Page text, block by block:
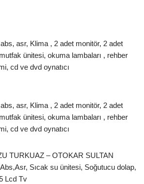
asr, Klima , 2 adet monitör, 2 adet
mutfak ünitesi, okuma lambaları , rehber
cd ve dvd oynatıcı
asr, Klima , 2 adet monitör, 2 adet
mutfak ünitesi, okuma lambaları , rehber
cd ve dvd oynatıcı
TURKUAZ – OTOKAR SULTAN
Sıcak su ünitesi, Soğutucu dolap,
Lcd Tv